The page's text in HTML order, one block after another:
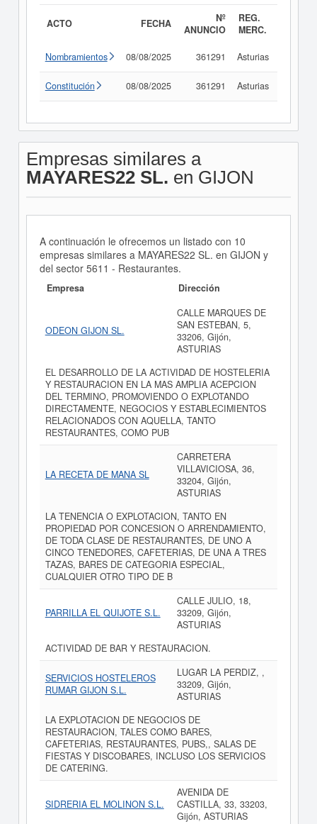
ACTO FECHA
Nº
ANUNCIO
REG.
MERC.
Nombramientos 08/08/2025 361291 Asturias
Constitución 08/08/2025 361291 Asturias
Empresas similares a
MAYARES22 SL. en GIJON
A continuación le ofrecemos un listado con 10
empresas similares a MAYARES22 SL. en GIJON y
del sector 5611 - Restaurantes.
Empresa Dirección
ODEON GIJON SL.
CALLE MARQUES DE
SAN ESTEBAN, 5,
33206, Gijón,
ASTURIAS
EL DESARROLLO DE LA ACTIVIDAD DE HOSTELERIA
Y RESTAURACION EN LA MAS AMPLIA ACEPCION
DEL TERMINO, PROMOVIENDO O EXPLOTANDO
DIRECTAMENTE, NEGOCIOS Y ESTABLECIMIENTOS
RELACIONADOS CON AQUELLA, TANTO
RESTAURANTES, COMO PUB
LA RECETA DE MANA SL
CARRETERA
VILLAVICIOSA, 36,
33204, Gijón,
ASTURIAS
LA TENENCIA O EXPLOTACION, TANTO EN
PROPIEDAD POR CONCESION O ARRENDAMIENTO,
DE TODA CLASE DE RESTAURANTES, DE UNO A
CINCO TENEDORES, CAFETERIAS, DE UNA A TRES
TAZAS, BARES DE CATEGORIA ESPECIAL,
CUALQUIER OTRO TIPO DE B
PARRILLA EL QUIJOTE S.L.
CALLE JULIO, 18,
33209, Gijón,
ASTURIAS
ACTIVIDAD DE BAR Y RESTAURACION.
SERVICIOS HOSTELEROS
RUMAR GIJON S.L.
LUGAR LA PERDIZ, ,
33209, Gijón,
ASTURIAS
LA EXPLOTACION DE NEGOCIOS DE
RESTAURACION, TALES COMO BARES,
CAFETERIAS, RESTAURANTES, PUBS,, SALAS DE
FIESTAS Y DISCOBARES, INCLUSO LOS SERVICIOS
DE CATERING.
SIDRERIA EL MOLINON S.L.
AVENIDA DE
CASTILLA, 33, 33203,
Gijón, ASTURIAS